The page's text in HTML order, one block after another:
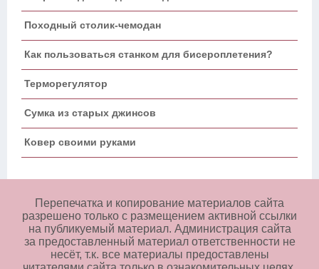
Походный столик-чемодан
Как пользоваться станком для бисероплетения?
Терморегулятор
Сумка из старых джинсов
Ковер своими руками
Перепечатка и копирование материалов сайта
разрешено только с размещением активной ссылки
на публикуемый материал. Администрация сайта
за предоставленный материал ответственности не
несёт, т.к. все материалы предоставлены